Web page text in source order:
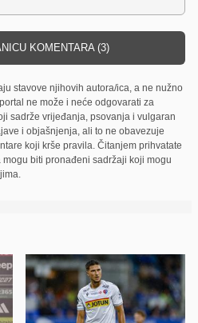
KOMENTARA (3)
stavove njihovih autora/ica, a ne nužno
ne može i neće odgovarati za
sadrže vrijeđanja, psovanja i vulgaran
i objašnjenja, ali to ne obavezuje
koji krše pravila. Čitanjem prihvatate
biti pronađeni sadržaji koji mogu